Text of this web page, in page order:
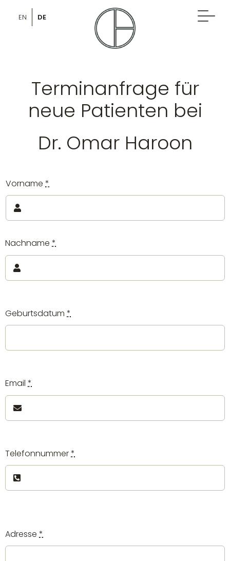
content
EN DE
Terminanfrage für
neue Patienten bei
Dr. Omar Haroon
Vorname*
Nachname*
Geburtsdatum*
Email*
Telefonnummer*
Adresse*